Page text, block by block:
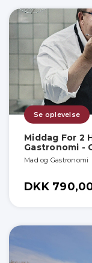
Se oplevelse
Middag For 2
Gastronomi -
Mad og Gastronomi
DKK